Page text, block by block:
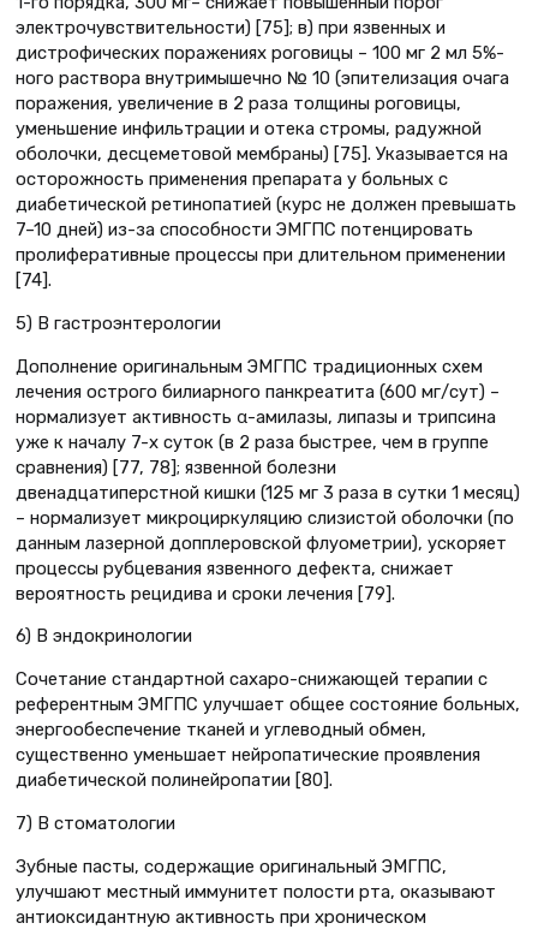
электрочувствительности) [75]; в) при язвенных и
дистрофических поражениях роговицы – 100 мг 2 мл 5%-
ного раствора внутримышечно № 10 (эпителизация очага
поражения, увеличение в 2 раза толщины роговицы,
уменьшение инфильтрации и отека стромы, радужной
оболочки, десцеметовой мембраны) [75]. Указывается на
осторожность применения препарата у больных с
диабетической ретинопатией (курс не должен превышать
7–10 дней) из-за способности ЭМГПС потенцировать
пролиферативные процессы при длительном применении
[74].
5) В гастроэнтерологии
Дополнение оригинальным ЭМГПС традиционных схем
лечения острого билиарного панкреатита (600 мг/сут) –
нормализует активность α-амилазы, липазы и трипсина
уже к началу 7-х суток (в 2 раза быстрее, чем в группе
сравнения) [77, 78]; язвенной болезни
двенадцатиперстной кишки (125 мг 3 раза в сутки 1 месяц)
– нормализует микроциркуляцию слизистой оболочки (по
данным лазерной допплеровской флуометрии), ускоряет
процессы рубцевания язвенного дефекта, снижает
вероятность рецидива и сроки лечения [79].
6) В эндокринологии
Сочетание стандартной сахаро-снижающей терапии с
референтным ЭМГПС улучшает общее состояние больных,
энергообеспечение тканей и углеводный обмен,
существенно уменьшает нейропатические проявления
диабетической полинейропатии [80].
7) В стоматологии
Зубные пасты, содержащие оригинальный ЭМГПС,
улучшают местный иммунитет полости рта, оказывают
антиоксидантную активность при хроническом